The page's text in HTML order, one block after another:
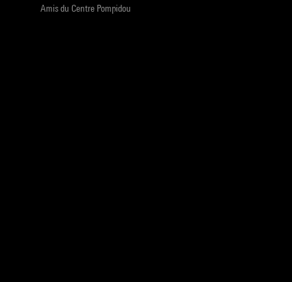
Amis du Centre Pompidou